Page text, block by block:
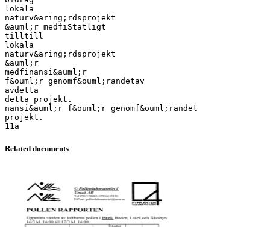
lokala
naturv&aring;rdsprojekt
&auml;r medfiStatligt
tilltill
lokala
naturv&aring;rdsprojekt
&auml;r
medfinansi&auml;r
f&ouml;r genomf&ouml;randetav
avdetta
detta projekt.
nansi&auml;r f&ouml;r genomf&ouml;randet
projekt.
Related documents